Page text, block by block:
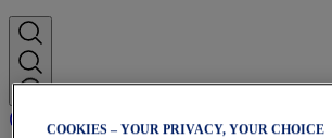
COOKIES – YOUR PRIVACY, YOUR CHOICE